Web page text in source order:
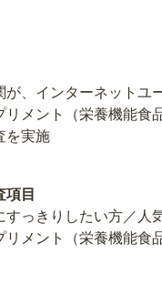
が、インターネットユ
リメント（栄養機能食
を実施
項目
すっきりしたい方／人
メント（栄養機能食品